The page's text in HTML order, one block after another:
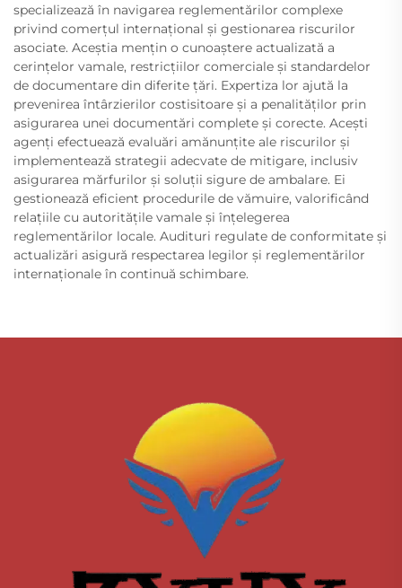
specializează în navigarea reglementărilor complexe
privind comerțul internațional și gestionarea riscurilor
asociate. Aceștia mențin o cunoaștere actualizată a
cerințelor vamale, restricțiilor comerciale și standardelor
de documentare din diferite țări. Expertiza lor ajută la
prevenirea întârzierilor costisitoare și a penalităților prin
asigurarea unei documentări complete și corecte. Acești
agenți efectuează evaluări amănunțite ale riscurilor și
implementează strategii adecvate de mitigare, inclusiv
asigurarea mărfurilor și soluții sigure de ambalare. Ei
gestionează eficient procedurile de vămuire, valorificând
relațiile cu autoritățile vamale și înțelegerea
reglementărilor locale. Audituri regulate de conformitate și
actualizări asigură respectarea legilor și reglementărilor
internaționale în continuă schimbare.